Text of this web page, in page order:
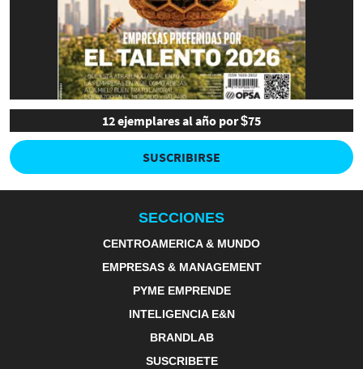
12 ejemplares al año por $75
SUSCRIBIRSE
SECCIONES
CENTROAMERICA & MUNDO
EMPRESAS & MANAGEMENT
PYME EMPRENDE
INTELIGENCIA E&N
BRANDLAB
SUSCRIBETE